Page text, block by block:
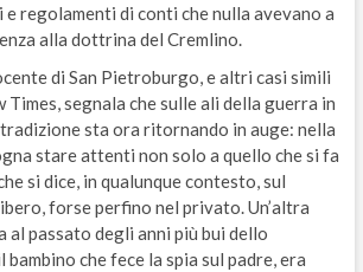
regolamenti di conti che nulla avevano a
alla dottrina del Cremlino.
di San Pietroburgo, e altri casi simili
segnala che sulle ali della guerra in
sta ora ritornando in auge: nella
stare attenti non solo a quello che si fa
si dice, in qualunque contesto, sul
forse perfino nel privato. Un’altra
al passato degli anni più bui dello
che fece la spia sul padre, era